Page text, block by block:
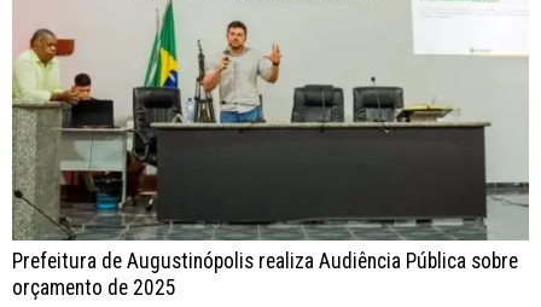
Prefeitura de Augustinópolis realiza Audiência Pública sobre
orçamento de 2025